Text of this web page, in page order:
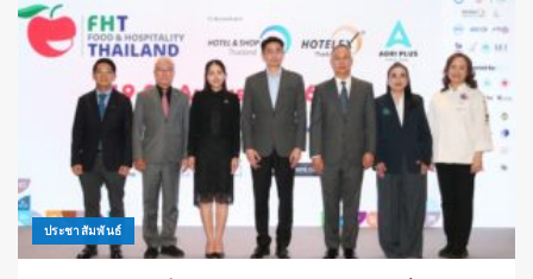
ประชาสัมพันธ์